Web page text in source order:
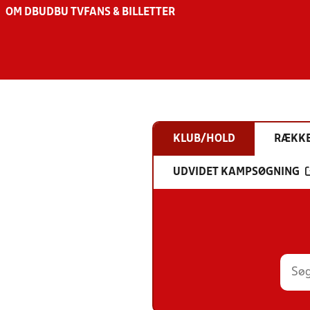
OM DBU DBU TV FANS & BILLETTER
KLUB/HOLD
UDVIDET KAMPSØGNING